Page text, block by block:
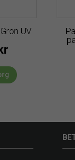
UV